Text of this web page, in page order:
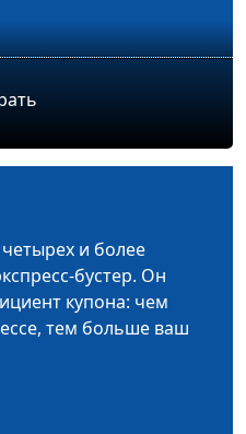
и более
бустер. Он
купона: чем
тем больше ваш